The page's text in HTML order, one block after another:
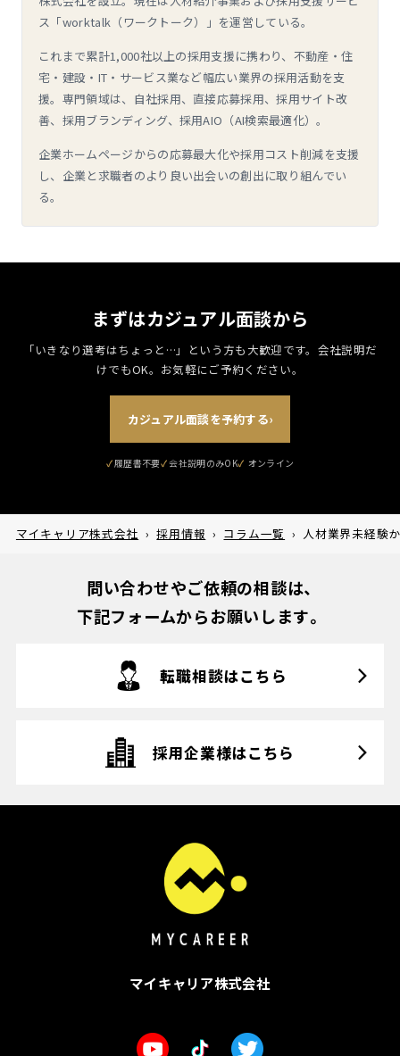
ス「worktalk（ワークトーク）」を運営している。
これまで累計1,000社以上の採用支援に携わり、不動産・住
宅・建設・IT・サービス業など幅広い業界の採用活動を支
援。専門領域は、自社採用、直接応募採用、採用サイト改
善、採用ブランディング、採用AIO（AI検索最適化）。
企業ホームページからの応募最大化や採用コスト削減を支援
し、企業と求職者のより良い出会いの創出に取り組んでい
る。
まずはカジュアル面談から
「いきなり選考はちょっと…」という方も大歓迎です。 会社説明だ
けでもOK。お気軽にご予約ください。
カジュアル面談を予約する›
履歴書不要 会社説明のみOK
マイキャリア株式会社 › 採用情報 › コラム一覧 › 人材業界未経験
問い合わせやご依頼の相談は、
下記フォームからお願いします。
転職相談はこちら
採用企業様はこちら
マイキャリア株式会社